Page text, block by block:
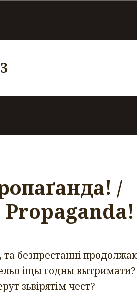
/
та безпрестанні
іщы годны вытримати?
зьвірятім чест?